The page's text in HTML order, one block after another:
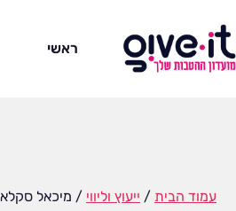
ראשי
עמוד הבית / ייעוץ וליווי / מיכאל